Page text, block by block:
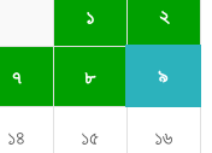
১ ২
৭ ৮ ৯
১৪ ১৫ ১৬